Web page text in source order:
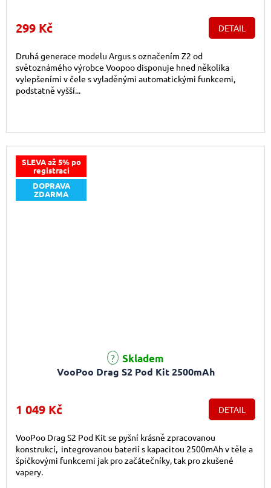
299 Kč DETAIL
Druhá generace modelu Argus s označením Z2 od
světoznámého výrobce Voopoo disponuje hned několika
vylepšeními v čele s vyladěnými automatickými funkcemi,
podstatně vyšší...
SLEVA až 5% po
registraci
DOPRAVA
ZDARMA
VooPoo Drag S2 Pod Kit 2500mAh
Průměrné hodnocení produktu je 5,0 z 5 hvězdiček.
Skladem
1 049 Kč DETAIL
VooPoo Drag S2 Pod Kit se pyšní krásně zpracovanou
konstrukcí, integrovanou baterií s kapacitou 2500mAh v těle a
špičkovými funkcemi jak pro začátečníky, tak pro zkušené
vapery.